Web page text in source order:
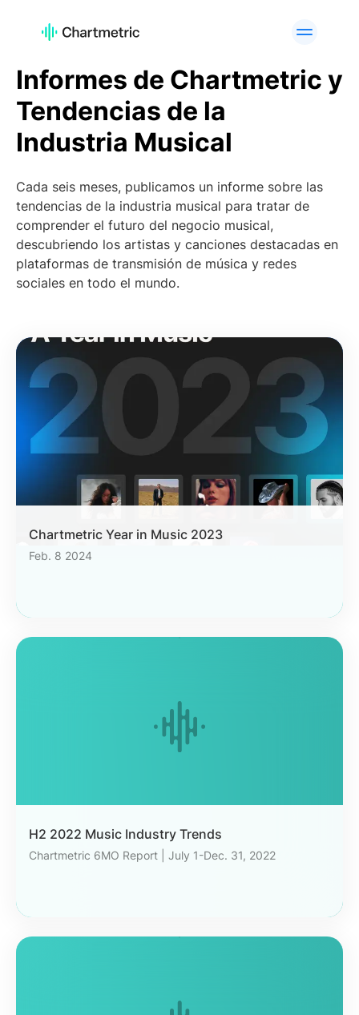
PRODUCTO
Analíticas de Artistas
Analíticas de Listas de
Reproducción
Análisis de Canciones Análisis de Radio
Analíticas de Curadores Gráficos
Servicios
personalizados
API Offering
PLATAFORMAS
Spotify Apple Music
CASOS DE USO
Equipos de A&R
Especialistas en
Marketing Digital
Gerentes de Artistas
Supervisores de
Actual
Informes de la industria How Music Charts
Informes de Chartmetric y
Tendencias de la
Industria Musical
Cada seis meses, publicamos un informe sobre las
tendencias de la industria musical para tratar de
comprender el futuro del negocio musical,
descubriendo los artistas y canciones destacadas en
plataformas de transmisión de música y redes
sociales en todo el mundo.
Chartmetric Year in Music 2023
Feb. 8 2024
H2 2022 Music Industry Trends
Chartmetric 6MO Report | July 1-Dec. 31, 2022